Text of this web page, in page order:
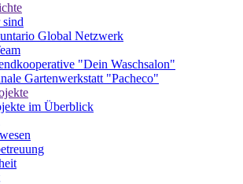
Global Netzwerk
"Dein Waschsalon"
Gartenwerkstatt "Pacheco"
im Überblick